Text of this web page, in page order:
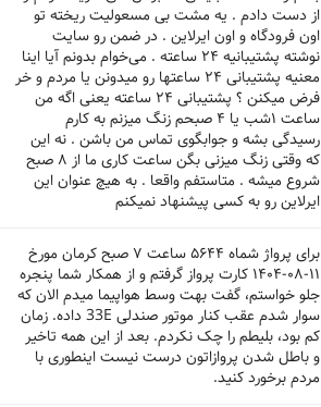
از دست دادم . یه مشت بی مسعولیت ریخته تو
اون فرودگاه و اون ایرلاین . در ضمن رو سایت
نوشته پشتیبانیه ۲۴ ساعته . می‌خوام بدونم آیا اینا
معنیه پشتیبانی ۲۴ ساعتها رو میدونن یا مردم و خر
فرض میکنن ؟ پشتیبانی ۲۴ ساعته یعنی اگه من
ساعت ۱شب یا ۴ صبحم زنگ میزنم به کارم
رسیدگی بشه و جوابگوی تماس من باشن . نه این
که وقتی زنگ میزنی بگن ساعت کاری ما از ۸ صبح
شروع میشه . متاستفم واقعا . به هیچ عنوان این
ایرلاین رو به کسی پیشنهاد نمیکنم
برای پرواژ شماه ۵۶۴۴ ساعت ۷ صبح کرمان مورخ
۱۱-۰۸-۱۴۰۴ کارت پرواز گرفتم و از همکار شما پنجره
جلو خواستم، گفت بهت وسط هواپیما میدم الان که
سوار شدم عقب کنار موتور صندلی 33E داده. زمان
کم بود، بلیطم را چک نکردم. بعد از این همه تاخیر
و باطل شدن پروازاتون درست نیست اینطوری با
مردم برخورد کنید.